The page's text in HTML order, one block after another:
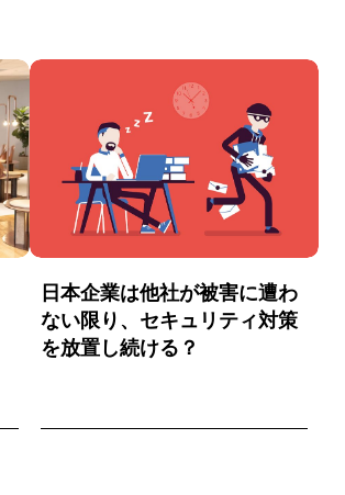
日本企業は他社が被害に遭わ
ない限り、セキュリティ対策
を放置し続ける？